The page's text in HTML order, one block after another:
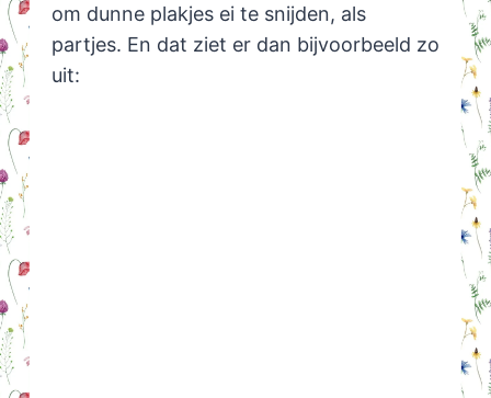
om dunne plakjes ei te snijden, als
partjes. En dat ziet er dan bijvoorbeeld zo
uit: